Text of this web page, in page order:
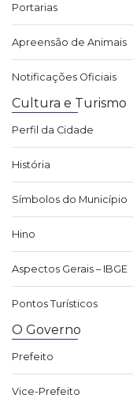
Portarias
Apreensão de Animais
Notificações Oficiais
Cultura e Turismo
Perfil da Cidade
História
Símbolos do Município
Hino
Aspectos Gerais – IBGE
Pontos Turísticos
O Governo
Prefeito
Vice-Prefeito